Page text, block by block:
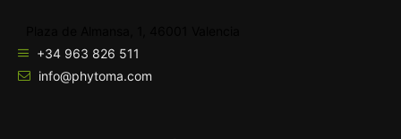
+34 963 826 511
info@phytoma.com